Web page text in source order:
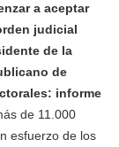
a aceptar
judicial
de la
de
informe
de 11.000
esfuerzo de los